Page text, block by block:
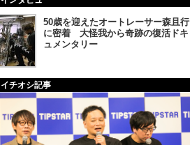
50歳を迎えたオートレーサー森且行
に密着 大怪我から奇跡の復活ドキ
ュメンタリー
イチオシ記事